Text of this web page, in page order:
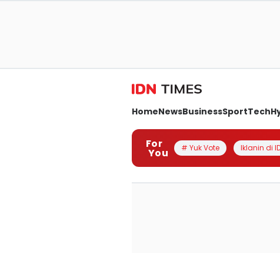
HomeNewsBusinessSportTech
For
You # Yuk Vote Iklanin di